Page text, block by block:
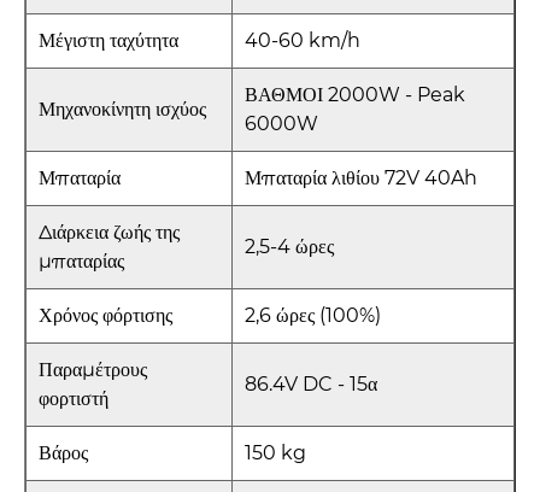
Μέγιστη ταχύτητα 40-60 km/h
Μηχανοκίνητη ισχύος
ΒΑΘΜΟΙ 2000W - Peak
6000W
Μπαταρία Μπαταρία λιθίου 72V 40Ah
Διάρκεια ζωής της
μπαταρίας
2,5-4 ώρες
Χρόνος φόρτισης 2,6 ώρες (100%)
Παραμέτρους
φορτιστή
86.4V DC - 15α
Βάρος 150 kg